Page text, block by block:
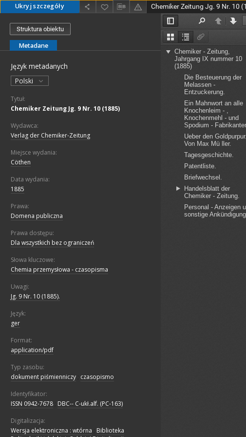
Ukryj szczegóły Chemiker Zeitung Jg. 9 Nr. 10
Struktura obiektu
Metadane
Język metadanych
Polski
Tytuł:
Chemiker Zeitung Jg. 9 Nr. 10 (1885)
Wydawca:
Verlag der Chemiker-Zeitung
Miejsce wydania:
Cöthen
Data wydania:
1885
Prawa:
Domena publiczna
Prawa dostępu:
Dla wszystkich bez ograniczeń
Słowa kluczowe:
Chemia przemysłowa - czasopisma
Uwagi:
Jg. 9 Nr. 10 (1885).
Język:
ger
Format:
application/pdf
Typ zasobu:
dokument piśmienniczy czasopismo
Identyfikator:
ISSN 0942-7678 DBC-- C-ukł.alf. (PC-163)
Digitalizacja:
Wersja elektroniczna : wtórna
Biblioteka